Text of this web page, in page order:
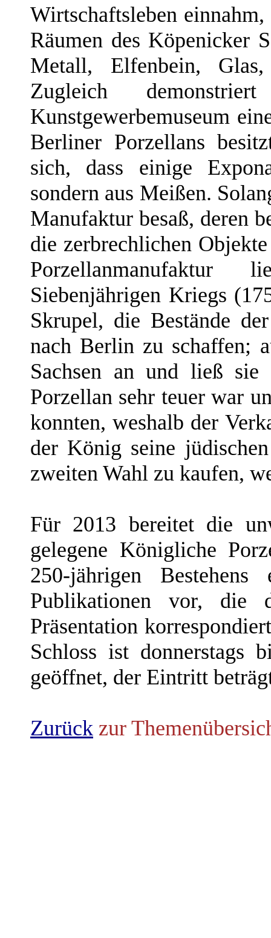
Wirtschaftsleben
Räumen des Köpenicker
Metall, Elfenbein,
Zugleich
Kunstgewerbemuseum
Berliner Porzellans
sich, dass einige
sondern aus Meißen.
Manufaktur besaß, deren
die zerbrechlichen
Siebenjährigen Kriegs
Skrupel, die Bestände
nach Berlin zu schaffen;
Sachsen an und ließ
Porzellan sehr teuer war
konnten, weshalb der
der König seine
zweiten Wahl zu kaufen,
Für 2013 bereitet die
gelegene Königliche
250-jährigen
Publikationen vor, die
Präsentation
Schloss ist donnerstags
geöffnet, der Eintritt
Zurück zur